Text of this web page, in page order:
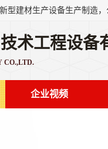
术工程设备
CO.,LTD.
企业视频